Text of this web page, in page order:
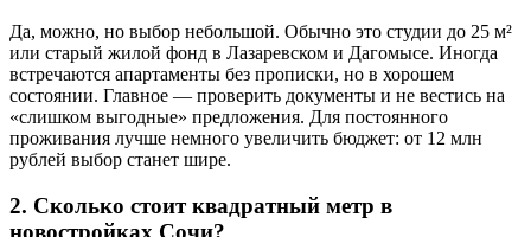
Да, можно, но выбор небольшой. Обычно это студии до 25 м²
или старый жилой фонд в Лазаревском и Дагомысе. Иногда
встречаются апартаменты без прописки, но в хорошем
состоянии. Главное — проверить документы и не вестись на
«слишком выгодные» предложения. Для постоянного
проживания лучше немного увеличить бюджет: от 12 млн
рублей выбор станет шире.
2. Сколько стоит квадратный метр в
новостройках Сочи?